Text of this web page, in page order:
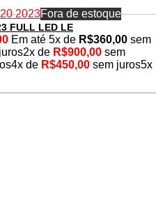
Fora de estoque
FULL LED LE
Em até 5x de R$360,00 sem
2x de R$900,00 sem
4x de R$450,00 sem juros5x